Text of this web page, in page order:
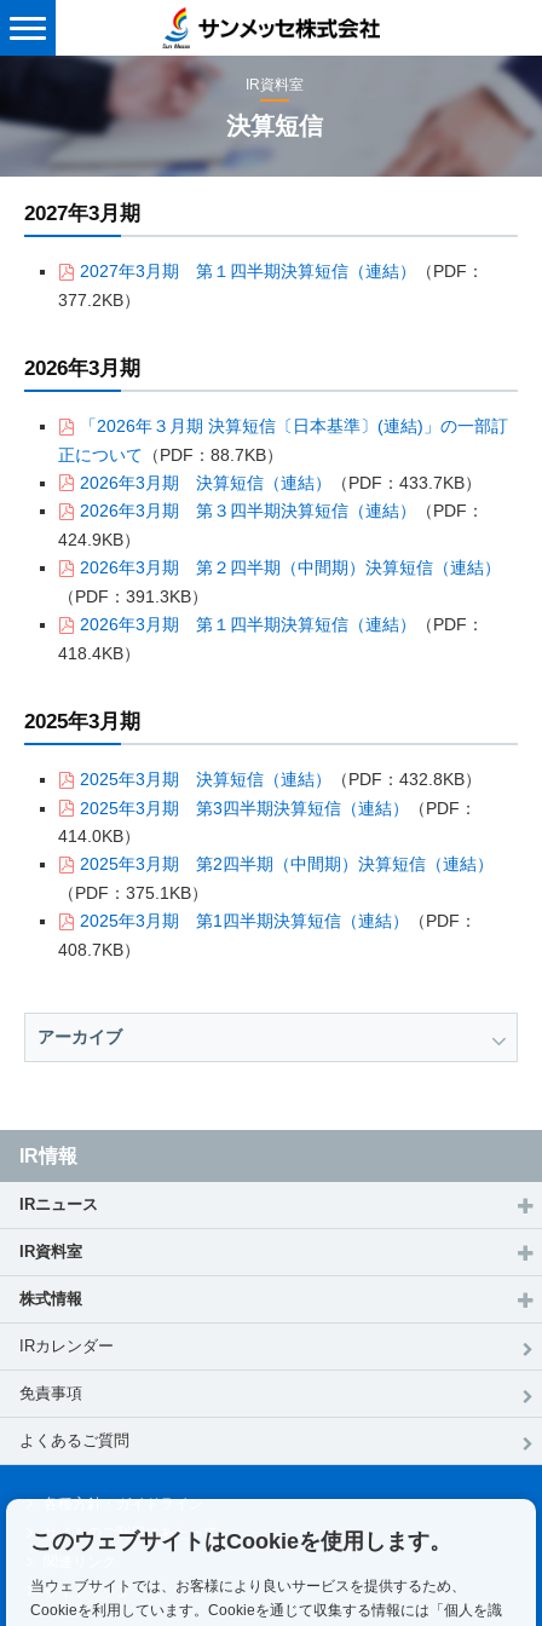
メ
ー
IR資料室
決算短信
2027年3月期
2027年3月期 第１四半期決算短信（連結）
（PDF：
377.2KB）
2026年3月期
「2026年３月期 決算短信〔日本基準〕(連結)」の一部訂
正について （PDF：88.7KB）
2026年3月期 決算短信（連結）
（PDF：433.7KB）
2026年3月期 第３四半期決算短信（連結）
（PDF：
424.9KB）
2026年3月期 第２四半期（中間期）決算短信（連結）
（PDF：391.3KB）
2026年3月期 第１四半期決算短信（連結）
（PDF：
418.4KB）
2025年3月期
2025年3月期 決算短信（連結）
（PDF：432.8KB）
2025年3月期 第3四半期決算短信（連結）
（PDF：
414.0KB）
2025年3月期 第2四半期（中間期）決算短信（連結）
（PDF：375.1KB）
2025年3月期 第1四半期決算短信（連結）
（PDF：
408.7KB）
アーカイブ
IR情報
IRニュース
IR資料室
株式情報
IRカレンダー
免責事項
よくあるご質問
各種⽅針・ガイドライン
サイトのご利用にあたって
サイトマップ
このウェブサイトはCookieを使用します。
当ウェブサイトでは、お客様により良いサービスを提供するため、
Cookieを利用しています。Cookieを通じて収集する情報には「個人を識